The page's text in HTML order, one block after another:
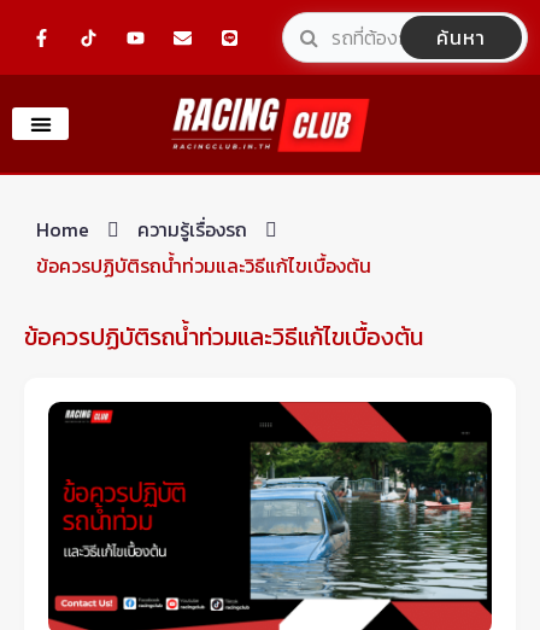
F
a
e
o
o
-
o
t
n
e
l
o
p
e
L
i
e
ค้นหา
Home
ความรู้เรื่องรถ
ข้อควรปฏิบัติรถน้ำท่วมและวิธีแก้ไขเบื้องต้น
ข้อควรปฏิบัติรถน้ำท่วมและวิธีแก้ไขเบื้องต้น